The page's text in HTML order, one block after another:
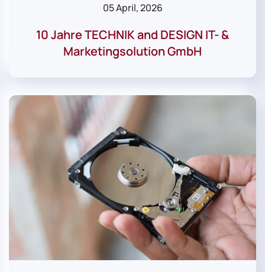
05 April, 2026
10 Jahre TECHNIK and DESIGN IT- &
Marketingsolution GmbH